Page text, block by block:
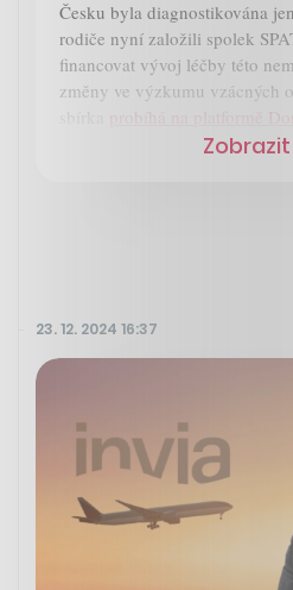
Česku byla diagnostikována
rodiče nyní založili spolek
financovat vývoj léčby této
změny ve výzkumu vzácných
probíhá na platformě
23. 12. 2024 16:37